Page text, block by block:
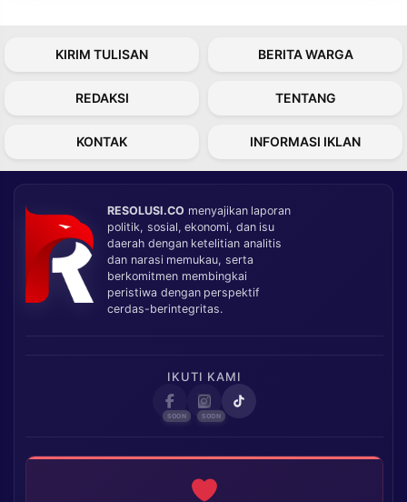
KIRIM TULISAN BERITA WARGA
REDAKSI TENTANG
KONTAK INFORMASI IKLAN
RESOLUSI.CO menyajikan laporan
politik, sosial, ekonomi, dan isu
daerah dengan ketelitian analitis
dan narasi memukau, serta
berkomitmen membingkai
peristiwa dengan perspektif
cerdas-berintegritas.
IKUTI KAMI